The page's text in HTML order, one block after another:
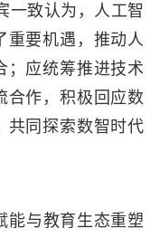
一致认为，人工智
重要机遇，推动人
；应统筹推进技术
合作，积极回应数
共同探索数智时代
能与教育生态重塑